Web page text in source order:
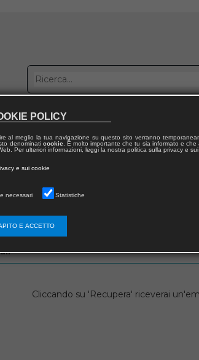
con noi
email che hai fornito in fase di registrazione
Cliccando su 'Recupera' riceverai
POLICY
al meglio la tua navigazione su questo sito verranno
denominati cookie. È molto importante che tu sia informato e
Per ulteriori informazioni, leggi la nostra politica sulla privacy e sui
e sui cookie
necessari Statistiche
E ACCETTO